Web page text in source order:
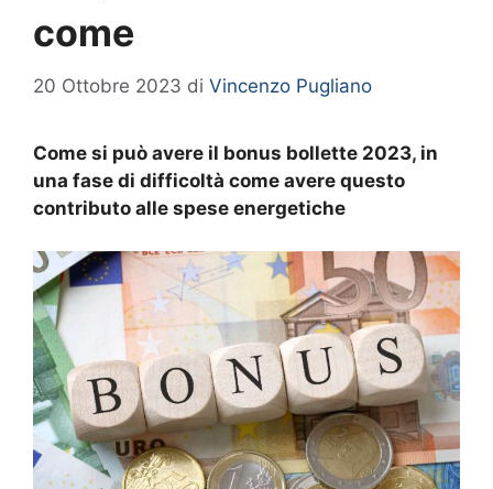
come
20 Ottobre 2023 di Vincenzo Pugliano
Come si può avere il bonus bollette 2023, in
una fase di difficoltà come avere questo
contributo alle spese energetiche